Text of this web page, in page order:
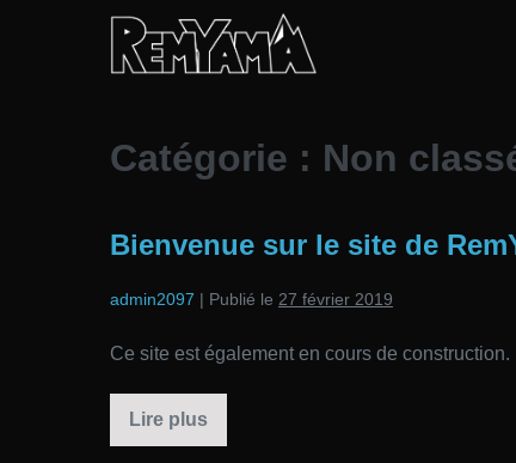
Catégorie : Non
Bienvenue sur le site de
admin2097 | Publié le 27 février 2019
Ce site est également en cours de
Lire plusBienvenue
sur